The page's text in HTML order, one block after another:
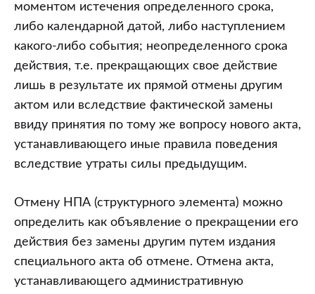
моментом истечения определенного срока,
либо календарной датой, либо наступлением
какого-либо события; неопределенного срока
действия, т.е. прекращающих свое действие
лишь в результате их прямой отмены другим
актом или вследствие фактической замены
ввиду принятия по тому же вопросу нового акта,
устанавливающего иные правила поведения
вследствие утраты силы предыдущим.
Отмену НПА (структурного элемента) можно
определить как объявление о прекращении его
действия без замены другим путем издания
специального акта об отмене. Отмена акта,
устанавливающего административную